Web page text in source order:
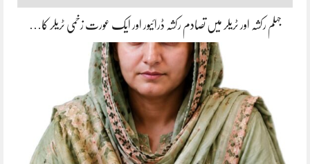
جہلم رکشہ اور ٹریلر میں تصادم رکشہ ڈرائیور اور ایک عورت زخمی ٹریلر کا…